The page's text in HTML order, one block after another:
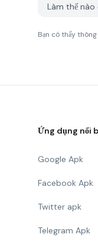
Làm thế nào
Bạn có thấy
Ứng dụng nổi
Google Apk
Facebook Apk
Twitter apk
Telegram Apk